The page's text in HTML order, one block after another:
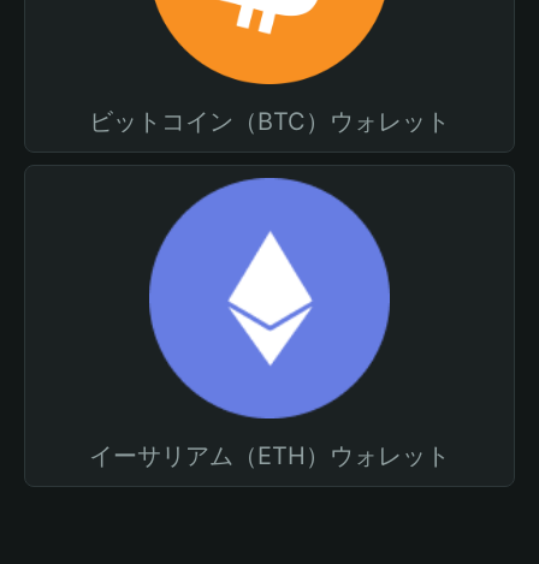
ビットコイン（BTC）ウォレット
イーサリアム（ETH）ウォレット